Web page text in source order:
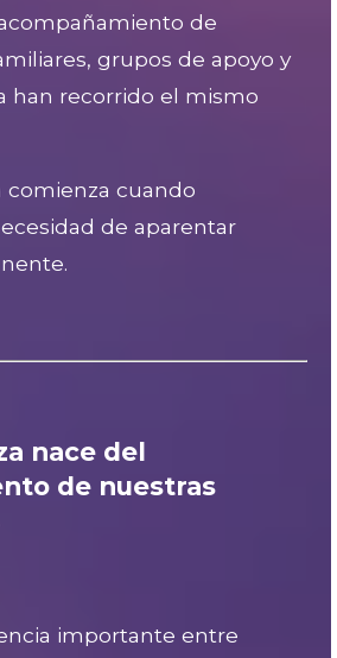
de
grupos de apoyo y
han recorrido el mismo
comienza cuando
de aparentar
nace del
de nuestras
importante entre